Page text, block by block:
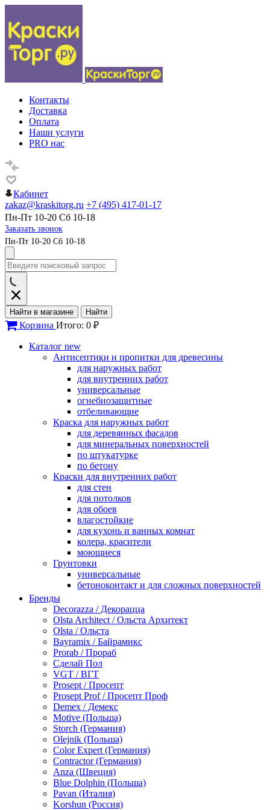
Контакты
Доставка
Оплата
Наши услуги
PRO нас
Кабинет
zakaz@kraskitorg.ru +7 (495) 417-01-17
Пн-Пт 10-20 Сб 10-18
Заказать звонок
Пн-Пт 10-20 Сб 10-18
Найти в магазине Найти
Корзина Итого: 0 ₽
Каталог new
Антисептики и пропитки для древесины
для наружных работ
для внутренних работ
универсальные
огнебиозащитные
отбеливающие
Краска для наружных работ
для деревянных фасадов
для минеральных поверхностей
по штукатурке
по бетону
Краски для внутренних работ
для стен
для потолков
для обоев
влагостойкие
для кухонь и ванных комнат
колера, красители
моющиеся
Грунтовки
универсальные
бетоноконтакт и для сложных поверхностей
по металлу
антикорозийные
под декоративные штукатурки
для гипсокартона
под штукатурку
Герметик
акриловые
силиконовые универсальные, нейтральные
силиконовые санитарные (антигрибковые)
шовные для срубов
для кровли
для каминов
полиуретановые
Декоративные штукатурки и краски
краски для декора, патина
мокрый шелк
венецианские (эффект мрамора)
песок (эффект песчаных вихрей)
декоративная шпаклевка
Бренды
Decorazza / Декорацца
Olsta Architect / Ольста Архитект
Olsta / Ольста
Bayramix / Байрамикс
Prorab / Прораб
Сделай Пол
VGT / ВГТ
Prosept / Просепт
Prosept Prof / Просепт Проф
Demex / Демекс
Motive (Польша)
Storch (Германия)
Olejnik (Польша)
Color Expert (Германия)
Contractor (Германия)
Anza (Швеция)
Blue Dolphin (Польша)
Pavan (Италия)
Korshun (Россия)